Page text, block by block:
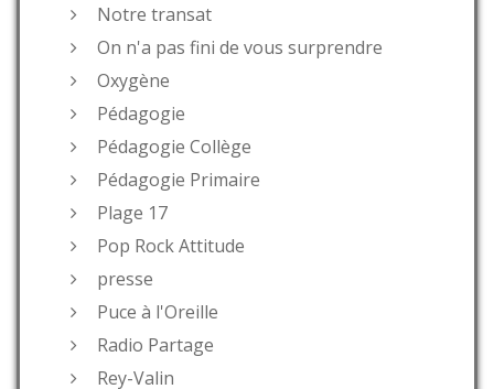
Notre transat
On n'a pas fini de vous surprendre
Oxygène
Pédagogie
Pédagogie Collège
Pédagogie Primaire
Plage 17
Pop Rock Attitude
presse
Puce à l'Oreille
Radio Partage
Rey-Valin